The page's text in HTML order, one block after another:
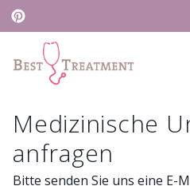
Medizinische
anfragen
Bitte senden Sie uns eine E-